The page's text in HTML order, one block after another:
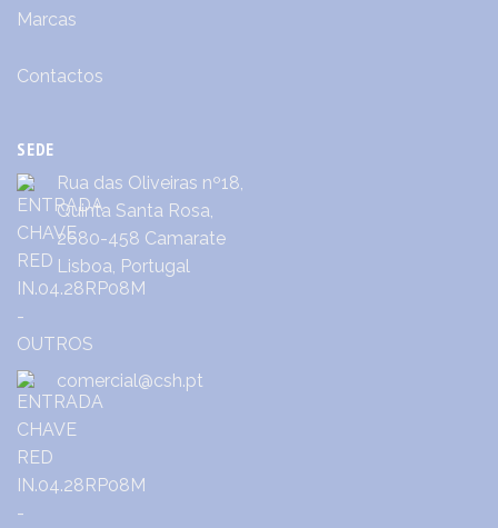
Marcas
Contactos
SEDE
Rua das Oliveiras nº18,
Quinta Santa Rosa,
2680-458 Camarate
Lisboa, Portugal
comercial@csh.pt